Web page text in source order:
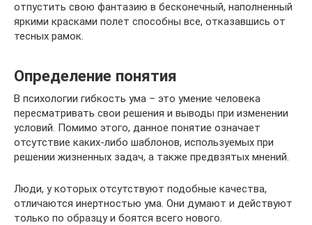
отпустить свою фантазию в бесконечный, наполненный
яркими красками полет способны все, отказавшись от
тесных рамок.
Определение понятия
В психологии гибкость ума – это умение человека
пересматривать свои решения и выводы при изменении
условий. Помимо этого, данное понятие означает
отсутствие каких-либо шаблонов, используемых при
решении жизненных задач, а также предвзятых мнений.
Люди, у которых отсутствуют подобные качества,
отличаются инертностью ума. Они думают и действуют
только по образцу и боятся всего нового.